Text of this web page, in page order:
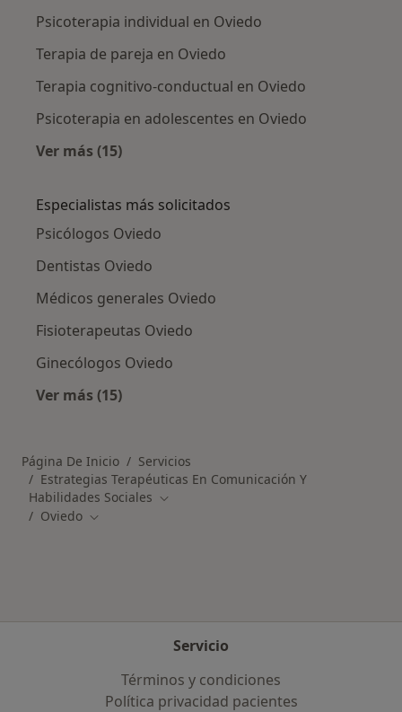
Psicoterapia individual en Oviedo
Terapia de pareja en Oviedo
Terapia cognitivo-conductual en Oviedo
Psicoterapia en adolescentes en Oviedo
Ver más (15)
Especialistas más solicitados
Psicólogos Oviedo
Dentistas Oviedo
Médicos generales Oviedo
Fisioterapeutas Oviedo
Ginecólogos Oviedo
Ver más (15)
Página De Inicio
Servicios
Estrategias Terapéuticas En Comunicación Y
Habilidades Sociales Cambiar de ciudad
Oviedo Cambiar de ciudad
Servicio
Términos y condiciones
Política privacidad pacientes